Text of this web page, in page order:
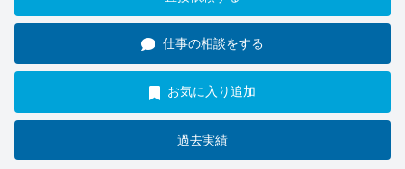
仕事の相談をする
お気に入り追加
過去実績